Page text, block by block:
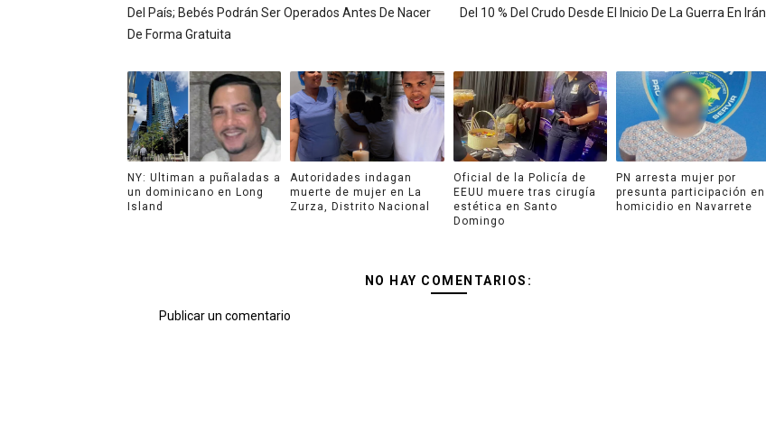
Del País; Bebés Podrán Ser Operados Antes De Nacer
De Forma Gratuita
Del 10 % Del Crudo Desde El Inicio De La Guerra En Irán
NY: Ultiman a puñaladas a
un dominicano en Long
Island
Autoridades indagan
muerte de mujer en La
Zurza, Distrito Nacional
Oficial de la Policía de
EEUU muere tras cirugía
estética en Santo
Domingo
PN arresta mujer por
presunta participación en
homicidio en Navarrete
NO HAY COMENTARIOS:
Publicar un comentario